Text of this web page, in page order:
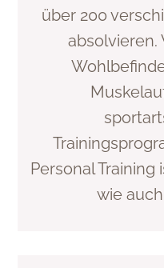
über 200
absolvieren.
Personal Training
wie